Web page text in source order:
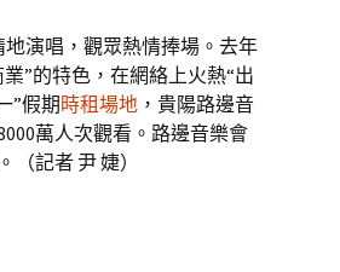
演唱，觀眾熱情捧場。去年
”的特色，在網絡上火熱“出
”假期 時租場地 ，貴陽路邊音
萬人次觀看。路邊音樂會
記者 尹 婕）